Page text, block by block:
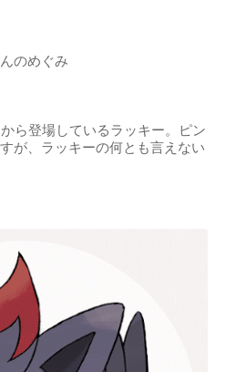
のめぐみ
ら登場しているラッキー。ピン
が、ラッキーの何とも言えない